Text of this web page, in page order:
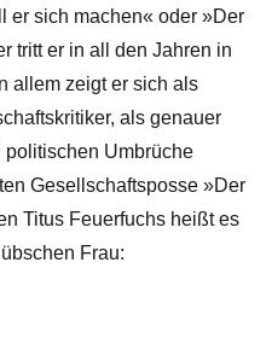
er sich machen« oder »Der
tritt er in all den Jahren in
allem zeigt er sich als
als genauer
politischen Umbrüche
Gesellschaftsposse »Der
Titus Feuerfuchs heißt es
Frau: